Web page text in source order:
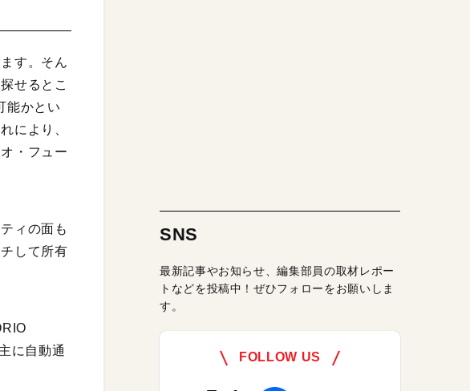
す。そん
せるとこ
能かとい
により、
・フュー
ィの面も
して所有
に自動通
SNS
最新記事やお知らせ、編集部員の取材レポー
トなどを投稿中！ぜひフォローをお願いしま
す。
FOLLOW US